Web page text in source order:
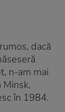
dacă
n-am mai
în 1984.